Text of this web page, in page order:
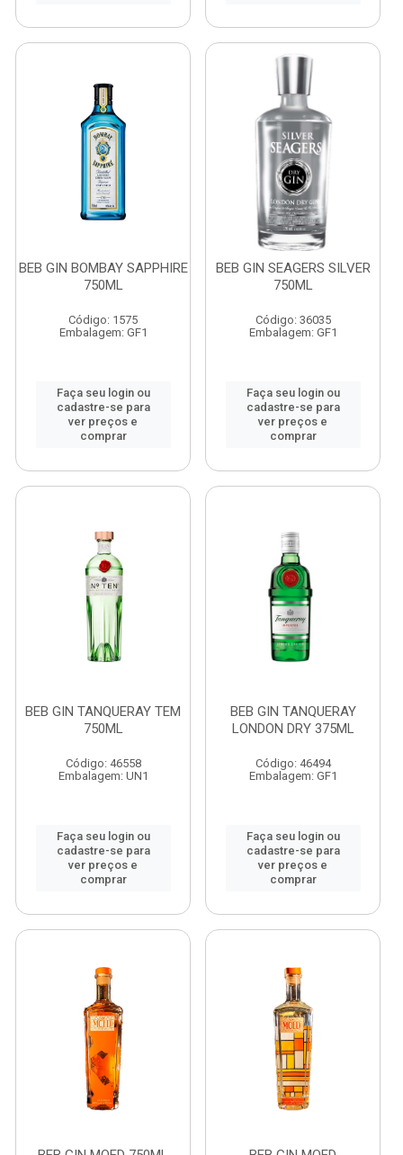
BEB GIN BOMBAY SAPPHIRE
750ML
Código: 1575
Embalagem: GF1
Faça seu login ou
cadastre-se para
ver preços e
comprar
BEB GIN SEAGERS SILVER
750ML
Código: 36035
Embalagem: GF1
Faça seu login ou
cadastre-se para
ver preços e
comprar
BEB GIN TANQUERAY TEM
750ML
Código: 46558
Embalagem: UN1
Faça seu login ou
cadastre-se para
ver preços e
comprar
BEB GIN TANQUERAY
LONDON DRY 375ML
Código: 46494
Embalagem: GF1
Faça seu login ou
cadastre-se para
ver preços e
comprar